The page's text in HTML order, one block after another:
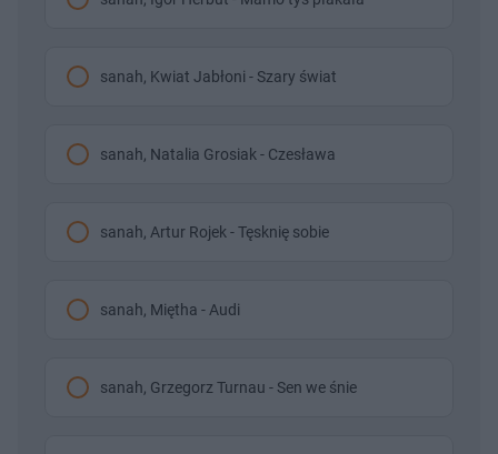
sanah, Kwiat Jabłoni - Szary świat
sanah, Natalia Grosiak - Czesława
sanah, Artur Rojek - Tęsknię sobie
sanah, Miętha - Audi
sanah, Grzegorz Turnau - Sen we śnie